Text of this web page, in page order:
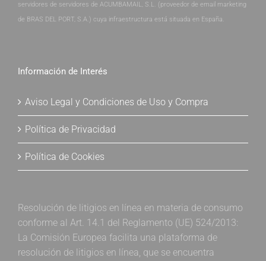
servidores de servidores de ACUMBAMAIL, S.L. (proveedor de email marketing
de BRAS DEL PORT, S.A.) cuya infraestructura está situada en España.
Información de Interés
Aviso Legal y Condiciones de Uso y Compra
Política de Privacidad
Política de Cookies
Resolución de litigios en línea en materia de consumo
conforme al Art. 14.1 del Reglamento (UE) 524/2013:
La Comisión Europea facilita una plataforma de
resolución de litigios en línea, que se encuentra